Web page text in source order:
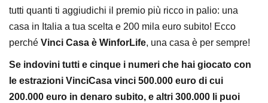
tutti quanti ti aggiudichi il premio più ricco in palio: una
casa in Italia a tua scelta e 200 mila euro subito! Ecco
perché Vinci Casa è WinforLife, una casa è per sempre!
Se indovini tutti e cinque i numeri che hai giocato con
le estrazioni VinciCasa vinci 500.000 euro di cui
200.000 euro in denaro subito, e altri 300.000 li puoi